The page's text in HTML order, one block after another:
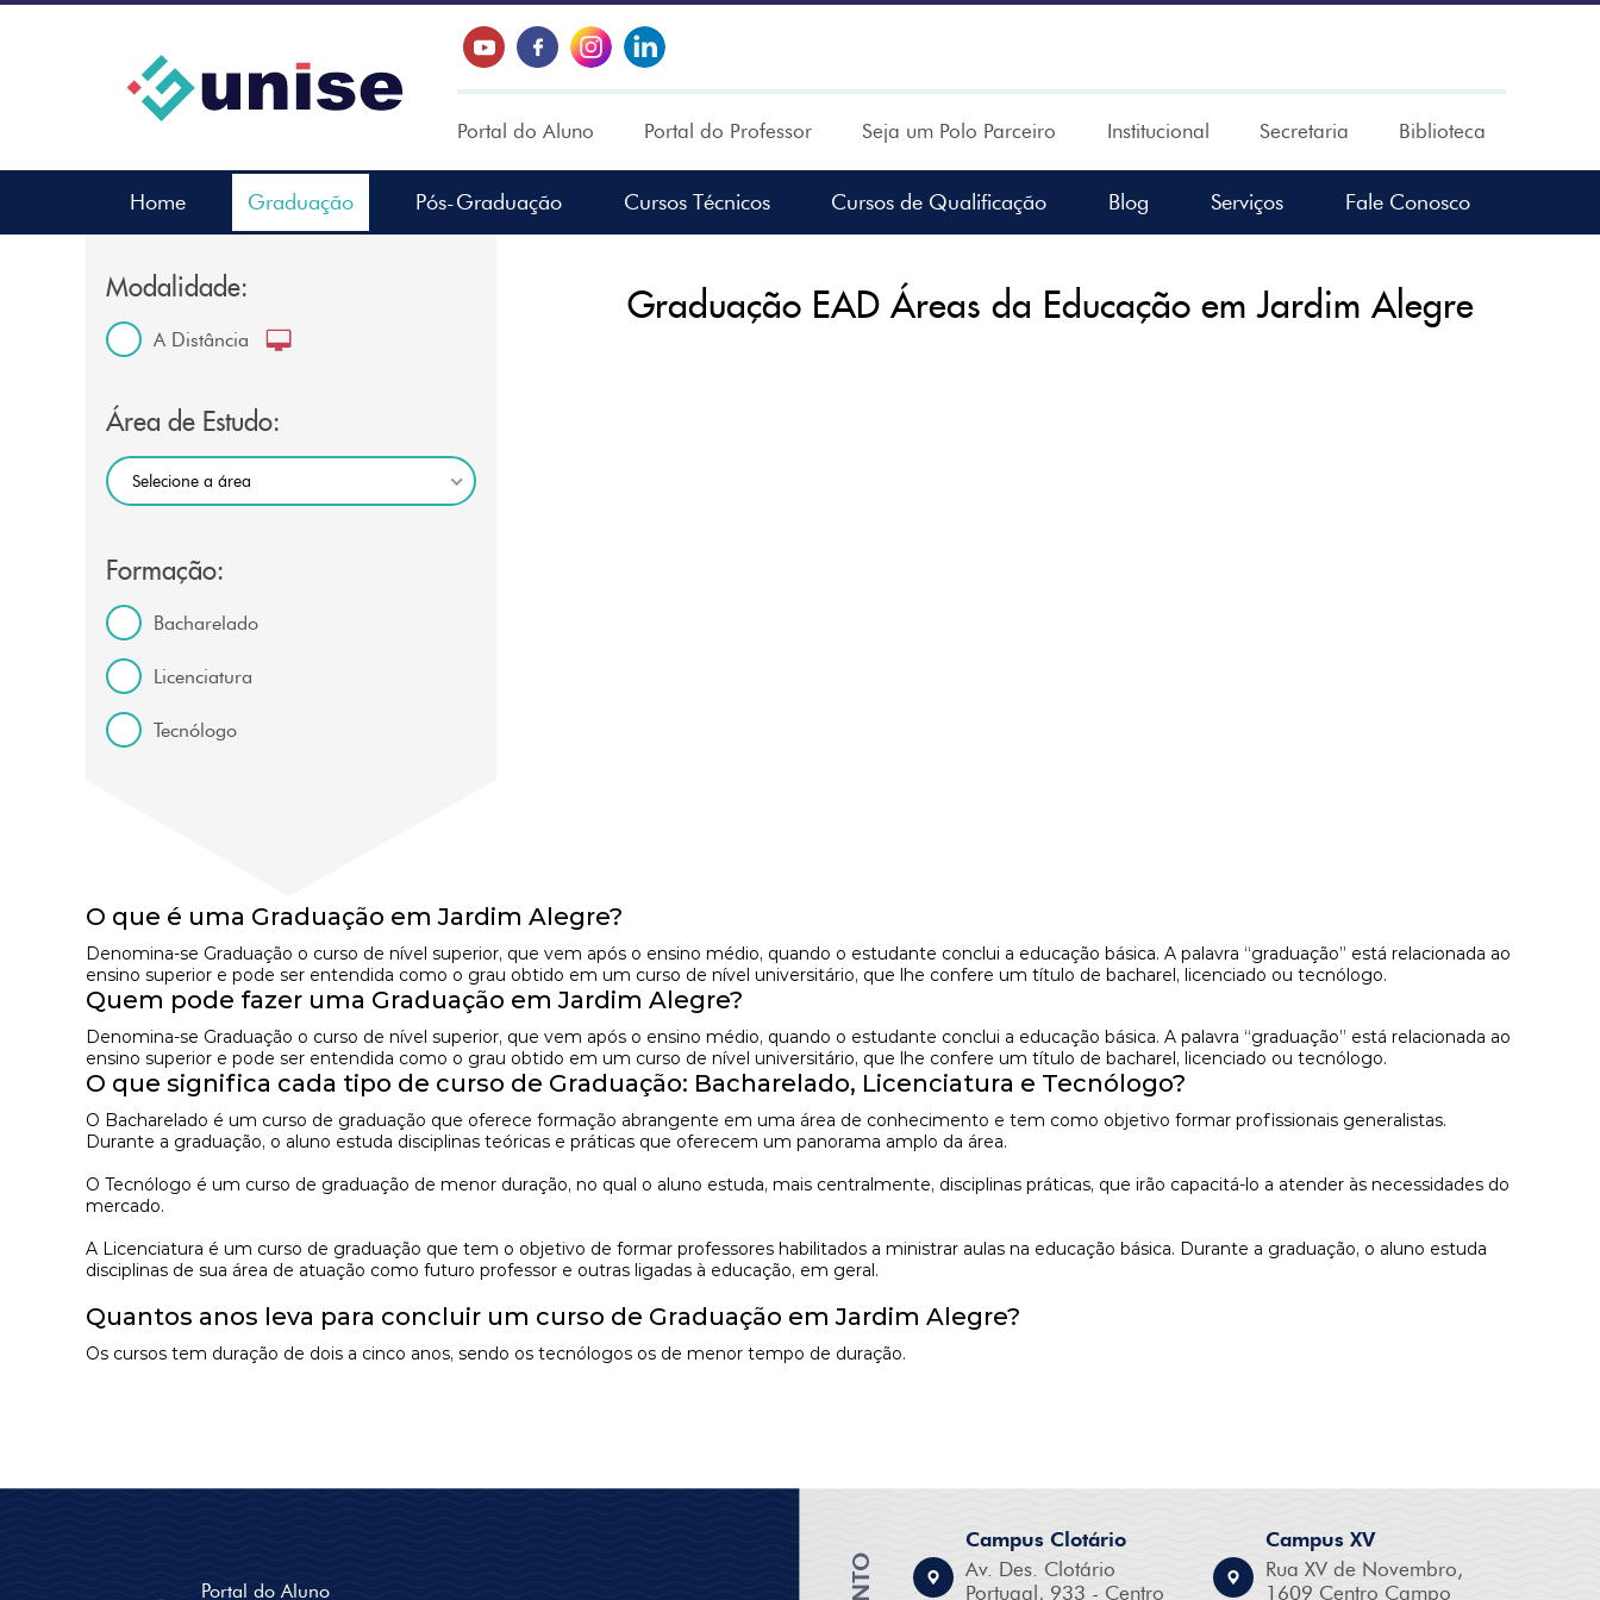
Portal do Aluno Portal do Professor Seja um Polo Parceiro Institucional Secretaria Biblioteca
Home Graduação Pós-Graduação Cursos Técnicos Cursos de Qualificação Blog Serviços Fale Conosco
Modalidade:
A Distância
Área de Estudo:
Selecione a área
Formação:
Bacharelado
Licenciatura
Tecnólogo
Graduação EAD Áreas da Educação em Jardim Alegre
O que é uma Graduação em Jardim Alegre?
Denomina-se Graduação o curso de nível superior, que vem após o ensino médio, quando o estudante conclui a educação básica. A palavra “graduação” está relacionada ao
ensino superior e pode ser entendida como o grau obtido em um curso de nível universitário, que lhe confere um título de bacharel, licenciado ou tecnólogo.
Quem pode fazer uma Graduação em Jardim Alegre?
Denomina-se Graduação o curso de nível superior, que vem após o ensino médio, quando o estudante conclui a educação básica. A palavra “graduação” está relacionada ao
ensino superior e pode ser entendida como o grau obtido em um curso de nível universitário, que lhe confere um título de bacharel, licenciado ou tecnólogo.
O que significa cada tipo de curso de Graduação: Bacharelado, Licenciatura e Tecnólogo?
O Bacharelado é um curso de graduação que oferece formação abrangente em uma área de conhecimento e tem como objetivo formar profissionais generalistas.
Durante a graduação, o aluno estuda disciplinas teóricas e práticas que oferecem um panorama amplo da área.
O Tecnólogo é um curso de graduação de menor duração, no qual o aluno estuda, mais centralmente, disciplinas práticas, que irão capacitá-lo a atender às necessidades do
mercado.
A Licenciatura é um curso de graduação que tem o objetivo de formar professores habilitados a ministrar aulas na educação básica. Durante a graduação, o aluno estuda
disciplinas de sua área de atuação como futuro professor e outras ligadas à educação, em geral.
Quantos anos leva para concluir um curso de Graduação em Jardim Alegre?
Os cursos tem duração de dois a cinco anos, sendo os tecnólogos os de menor tempo de duração.
Portal do Aluno
Campus Clotário
Av. Des. Clotário
Portugal, 933 - Centro
Campus XV
Rua XV de Novembro,
1609 Centro Campo